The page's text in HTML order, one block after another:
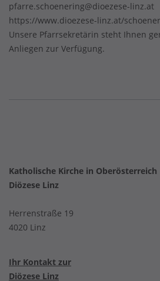
pfarre.schoenering@dioezese-linz.at
https://www.dioezese-linz.at/
Unsere Pfarrsekretärin steht Ihnen
Anliegen zur Verfügung.
Katholische Kirche in Oberösterreich
Diözese Linz
Herrenstraße 19
4020 Linz
Ihr Kontakt zur
Diözese Linz